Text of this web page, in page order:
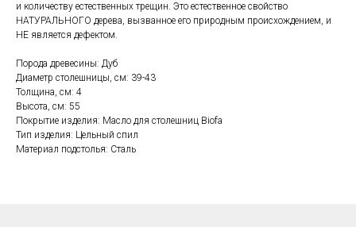
и количеству естественных трещин. Это естественное свойство
НАТУРАЛЬНОГО дерева, вызванное его природным происхождением, и
НЕ является дефектом.
Порода древесины: Дуб
Диаметр столешницы, см: 39-43
Толщина, см: 4
Высота, см: 55
Покрытие изделия: Масло для столешниц Biofa
Тип изделия: Цельный спил
Материал подстолья: Сталь